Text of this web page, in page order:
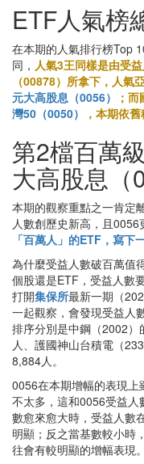
ETF人氣榜
在本期的人氣排行榜Top
同， 人氣3王同樣是由受
（00878）所拿下，人氣
元大高股息（0056）
；
灣50（0050）
，本期依
第2檔百萬
大高股息（
本期的觀察重點之一肯定
人數創歷史新高，且0056
「百萬人」的ETF，寫下
為什麼受益人數破百萬值
個股還是ETF，受益人數
打開集保所最新一期（
一起觀察，會發現受益人
排序分別是中鋼（2002
人、護國神山台積電（
8,884人。
0056在本期增幅的表現
不太多，這和0056受益
數愈來愈大時，受益人數
明顯；反之當基數較小時
往會有較明顯的增幅表現。